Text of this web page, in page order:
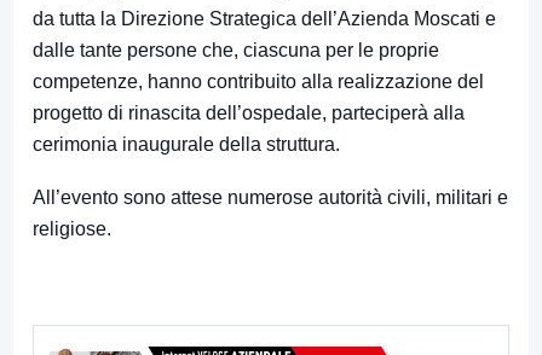
da tutta la Direzione Strategica dell’Azienda Moscati e
dalle tante persone che, ciascuna per le proprie
competenze, hanno contribuito alla realizzazione del
progetto di rinascita dell’ospedale, parteciperà alla
cerimonia inaugurale della struttura.
All’evento sono attese numerose autorità civili, militari e
religiose.